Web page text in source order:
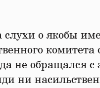
слухи о якобы
не обращался с
ни